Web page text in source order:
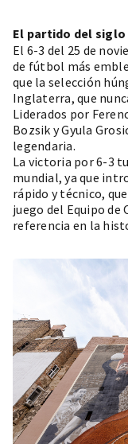
El partido del siglo
El 6-3 del 25 de
de fútbol más
que la selección
Inglaterra, que
Liderados por
Bozsik y Gyula
legendaria.
La victoria por 6-3
mundial, ya que
rápido y técnico,
juego del Equipo de
referencia en la